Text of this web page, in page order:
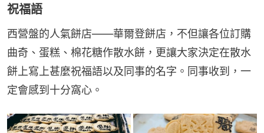
祝福語
西營盤的人氣餅店——華爾登餅店，不但讓各位訂購
曲奇、蛋糕、棉花糖作散水餅，更讓大家決定在散水
餅上寫上甚麼祝福語以及同事的名字。同事收到，一
定會感到十分窩心。